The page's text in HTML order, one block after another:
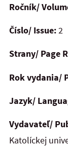
Ročník/
Číslo/ Issue:2
Strany/ Page
Rok vydania/
Jazyk/
Vydavateľ/
Katolíckej